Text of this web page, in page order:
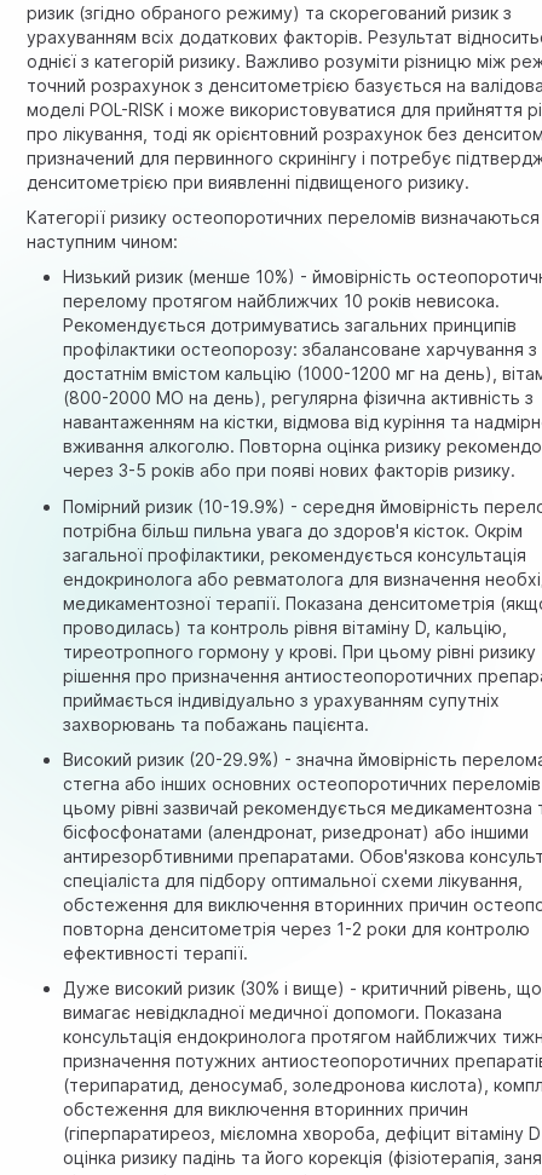
ризик (згідно обраного режиму) та скорегований ризик з
урахуванням всіх додаткових факторів. Результат
однієї з категорій ризику. Важливо розуміти різницю між
точний розрахунок з денситометрією базується на
моделі POL-RISK і може використовуватися для прийняття
про лікування, тоді як орієнтовний розрахунок без
призначений для первинного скринінгу і потребує
денситометрією при виявленні підвищеного ризику.
Категорії ризику остеопоротичних переломів визначаються
наступним чином:
Низький ризик (менше 10%) - ймовірність
перелому протягом найближчих 10 років невисока.
Рекомендується дотримуватись загальних принципів
профілактики остеопорозу: збалансоване харчування з
достатнім вмістом кальцію (1000-1200 мг на день),
(800-2000 МО на день), регулярна фізична активність з
навантаженням на кістки, відмова від куріння та
вживання алкоголю. Повторна оцінка ризику
через 3-5 років або при появі нових факторів ризику.
Помірний ризик (10-19.9%) - середня ймовірність
потрібна більш пильна увага до здоров'я кісток. Окрім
загальної профілактики, рекомендується консультація
ендокринолога або ревматолога для визначення
медикаментозної терапії. Показана денситометрія
проводилась) та контроль рівня вітаміну D, кальцію,
тиреотропного гормону у крові. При цьому рівні ризику
рішення про призначення антиостеопоротичних
приймається індивідуально з урахуванням супутніх
захворювань та побажань пацієнта.
Високий ризик (20-29.9%) - значна ймовірність
стегна або інших основних остеопоротичних
цьому рівні зазвичай рекомендується медикаментозна
бісфосфонатами (алендронат, ризедронат) або іншими
антирезорбтивними препаратами. Обов'язкова
спеціаліста для підбору оптимальної схеми лікування,
обстеження для виключення вторинних причин
повторна денситометрія через 1-2 роки для контролю
ефективності терапії.
Дуже високий ризик (30% і вище) - критичний рівень, що
вимагає невідкладної медичної допомоги. Показана
консультація ендокринолога протягом найближчих
призначення потужних антиостеопоротичних
(терипаратид, деносумаб, золедронова кислота),
обстеження для виключення вторинних причин
(гіперпаратиреоз, мієломна хвороба, дефіцит вітаміну
оцінка ризику падінь та його корекція (фізіотерапія,